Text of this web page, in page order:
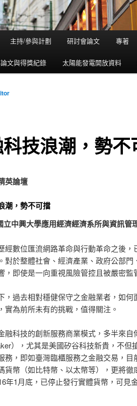
主持/參與計劃 研討會論文 專著
文與得獎紀錄 太陽能發電開放資料
技浪潮，勢不
英論壇
潮，勢不可擋
立中興大學應用經濟經濟系所與資訊管
經數位匯流網路革命與行動革命之後
對於整體社會、經濟產業、政府公部
，即使是一向重視風險管控且被嚴密監
，過去相對穩健保守之金融業者，如
實為前所未有的挑戰，值得關注。
融科技的創新服務商業模式，多半來
），尤其是美國矽谷科技新貴，不但
務，即如臺灣臨櫃服務之金融交易，
貨幣（如比特幣、以太幣等），更將徹
年1月底，已停止發行實體貨幣，可見